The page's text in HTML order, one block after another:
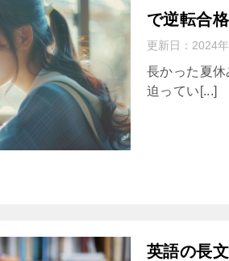
で逆転合
更新日： 2024
長かった夏
迫ってい[...]
英語の長